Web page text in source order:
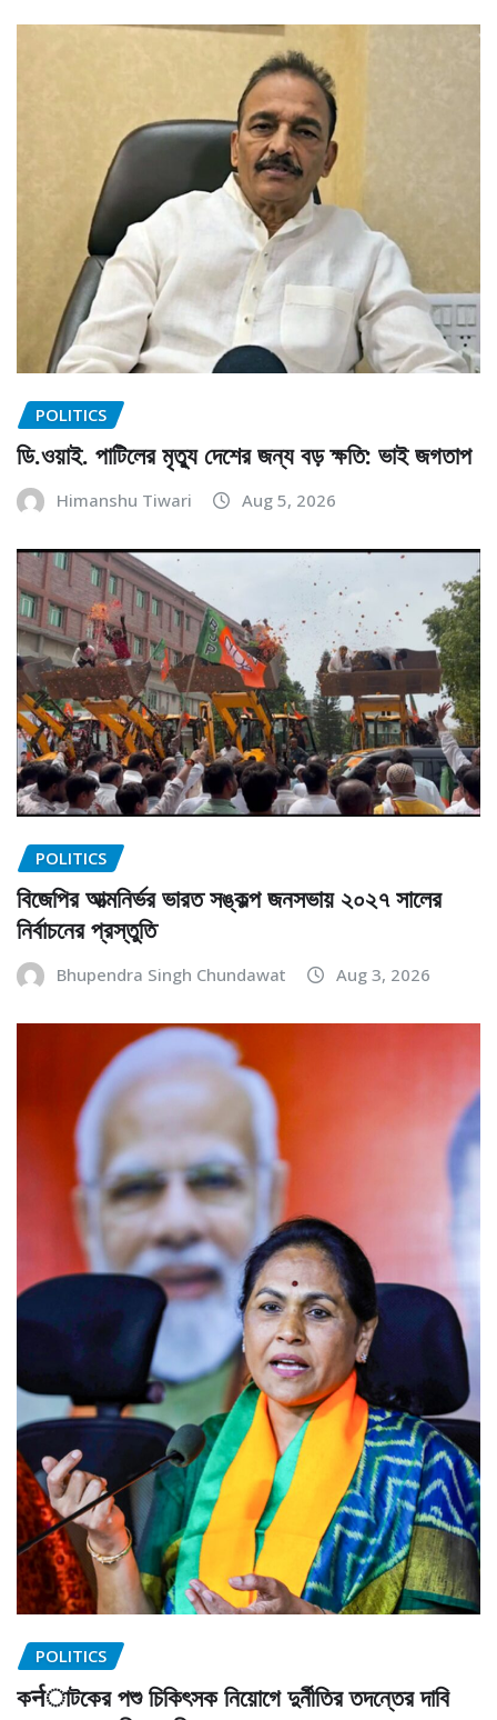
POLITICS
ডি.ওয়াই. পাটিলের মৃত্যু দেশের জন্য বড় ক্ষতি: ভাই জগতাপ
Himanshu Tiwari Aug 5, 2026
POLITICS
বিজেপির আত্মনির্ভর ভারত সঙ্কল্প জনসভায় ২০২৭ সালের
নির্বাচনের প্রস্তুতি
Bhupendra Singh Chundawat Aug 3, 2026
POLITICS
কर्नাটকের পশু চিকিৎসক নিয়োগে দুর্নীতির তদন্তের দাবি